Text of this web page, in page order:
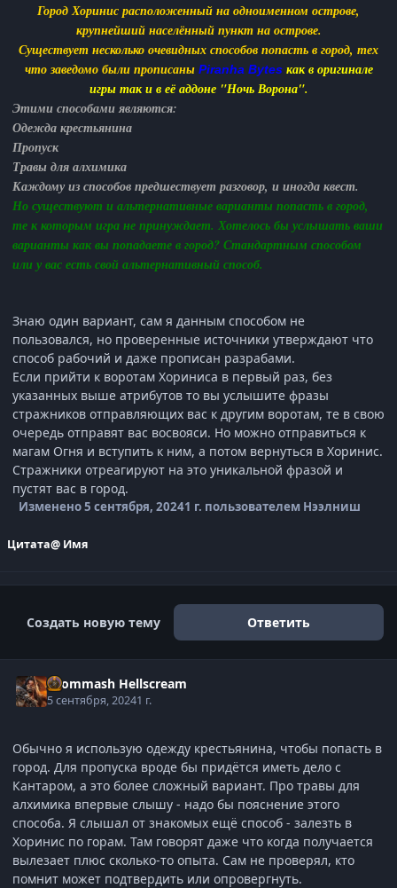
Город Хоринис расположенный на одноименном острове,
крупнейший населённый пункт на острове.
Существует несколько очевидных способов попасть в город, тех
что заведомо были прописаны Piranha Bytes как в оригинале
игры так и в её аддоне "Ночь Ворона".
Этими способами являются:
Одежда крестьянина
Пропуск
Травы для алхимика
​Каждому из способов предшествует разговор, и иногда квест.
Но существуют и альтернативные варианты попасть в город,
те к которым игра не принуждает. Хотелось бы услышать ваши
варианты как вы попадаете в город? Стандартным способом
или у вас есть свой альтернативный способ.
Знаю один вариант, сам я данным способом не
пользовался, но проверенные источники утверждают что
способ рабочий и даже прописан разрабами.
Если прийти к воротам Хориниса в первый раз, без
указанных выше атрибутов то вы услышите фразы
стражников отправляющих вас к другим воротам, те в свою
очередь отправят вас восвояси. Но можно отправиться к
магам Огня и вступить к ним, а потом вернуться в Хоринис.
Стражники отреагируют на это уникальной фразой и
пустят вас в город.
Изменено5 сентября, 20241 г. пользователем Нээлниш
Цитата@ Имя
Создать новую тему Ответить
Grommash Hellscream
5 сентября, 20241 г.
Обычно я использую одежду крестьянина, чтобы попасть в
город. Для пропуска вроде бы придётся иметь дело с
Кантаром, а это более сложный вариант. Про травы для
алхимика впервые слышу - надо бы пояснение этого
способа. Я слышал от знакомых ещё способ - залезть в
Хоринис по горам. Там говорят даже что когда получается
вылезает плюс сколько-то опыта. Сам не проверял, кто
помнит может подтвердить или опровергнуть.